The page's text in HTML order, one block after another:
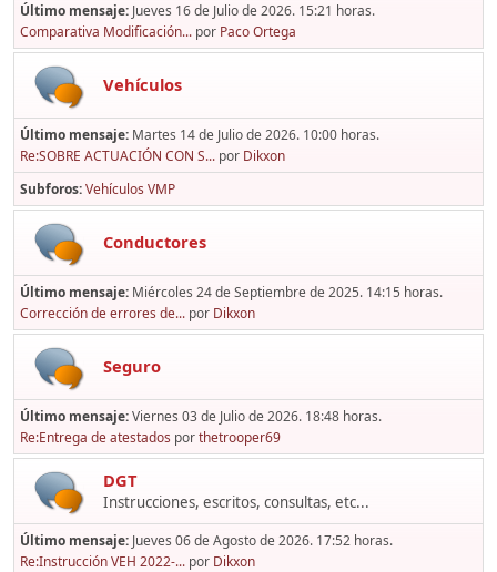
Último mensaje: Jueves 16 de Julio de 2026. 15:21 horas.
Comparativa Modificación... por Paco Ortega
Vehículos
Último mensaje: Martes 14 de Julio de 2026. 10:00 horas.
Re:SOBRE ACTUACIÓN CON S... por Dikxon
Subforos Vehículos VMP
Conductores
Último mensaje: Miércoles 24 de Septiembre de 2025. 14:15 horas.
Corrección de errores de... por Dikxon
Seguro
Último mensaje:Viernes 03 de Julio de 2026. 18:48 horas.
Re:Entrega de atestados porthetrooper69
DGT
Instrucciones, escritos, consultas, etc...
Último mensaje: Jueves 06 de Agosto de 2026. 17:52 horas.
Re:Instrucción VEH 2022-... por Dikxon